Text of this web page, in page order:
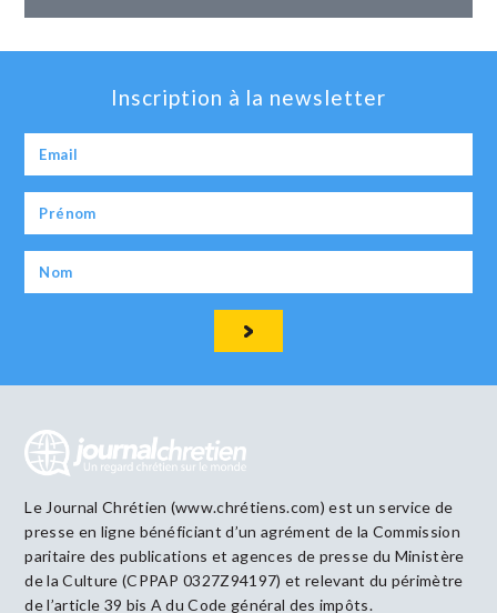
Inscription à la newsletter
Le Journal Chrétien (www.chrétiens.com) est un service de
presse en ligne bénéficiant d’un agrément de la Commission
paritaire des publications et agences de presse du Ministère
de la Culture (CPPAP 0327Z94197) et relevant du périmètre
de l’article 39 bis A du Code général des impôts.